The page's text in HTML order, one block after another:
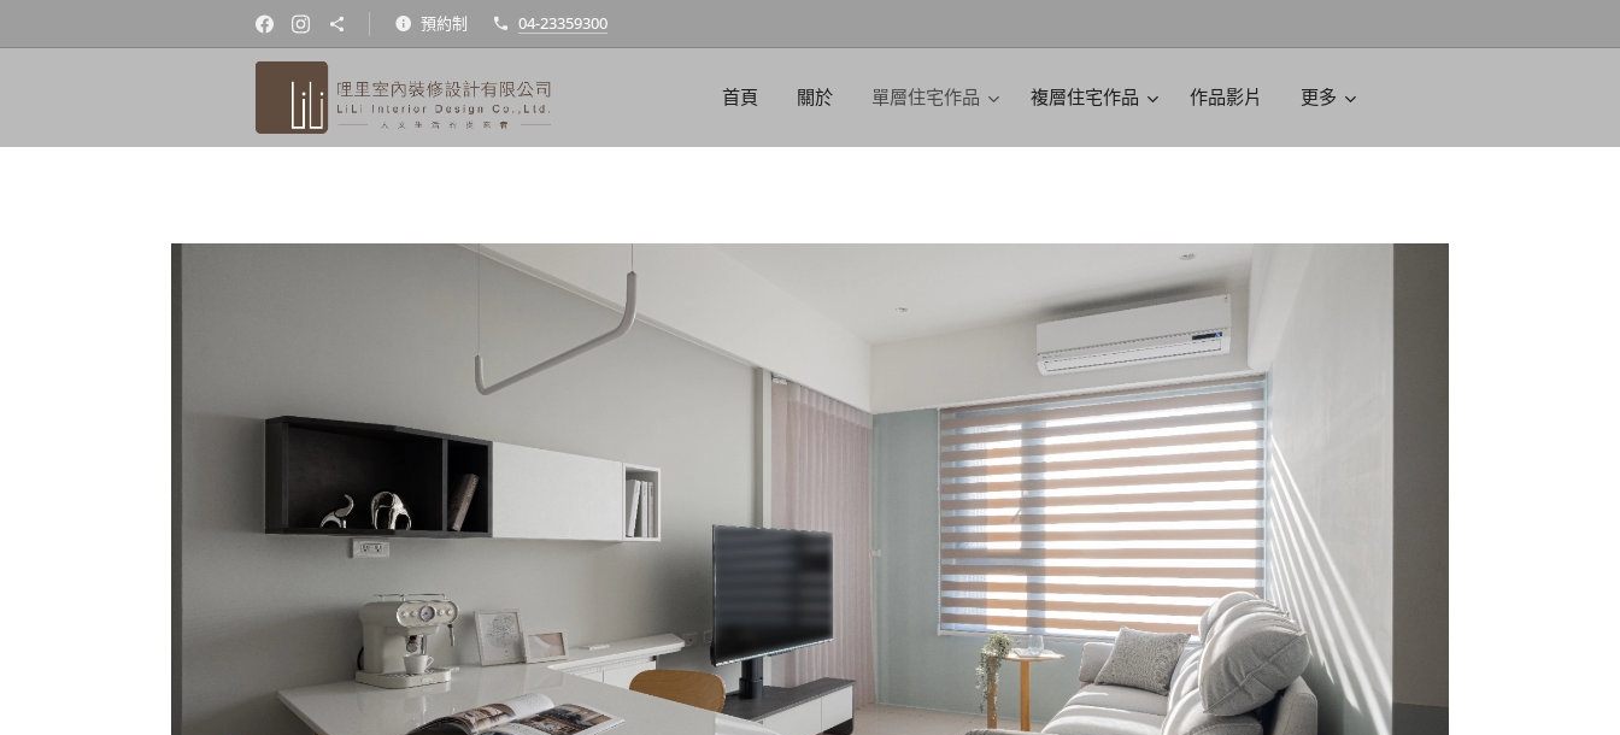
預約制 04-23359300
首頁 關於 單層住宅作品 複層住宅作品 作品影片 更多